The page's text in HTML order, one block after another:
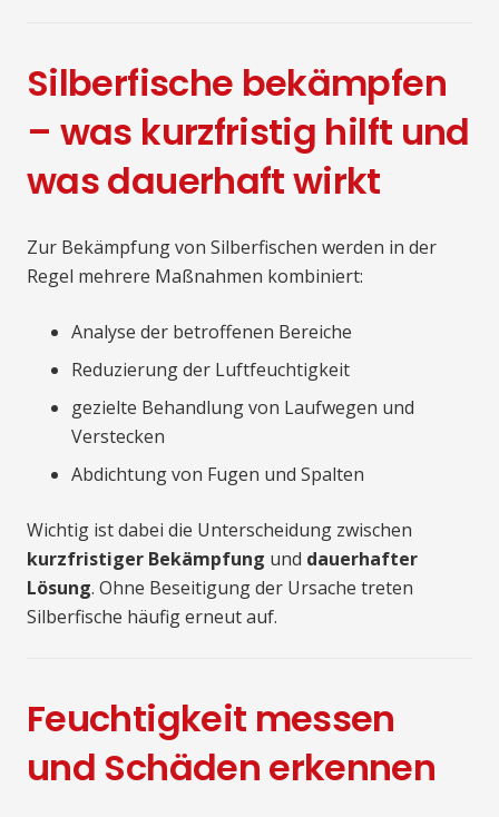
Silberfische bekämpfen
– was kurzfristig hilft und
was dauerhaft wirkt
Zur Bekämpfung von Silberfischen werden in der
Regel mehrere Maßnahmen kombiniert:
Analyse der betroffenen Bereiche
Reduzierung der Luftfeuchtigkeit
gezielte Behandlung von Laufwegen und
Verstecken
Abdichtung von Fugen und Spalten
Wichtig ist dabei die Unterscheidung zwischen
kurzfristiger Bekämpfung und dauerhafter
Lösung. Ohne Beseitigung der Ursache treten
Silberfische häufig erneut auf.
Feuchtigkeit messen
und Schäden erkennen